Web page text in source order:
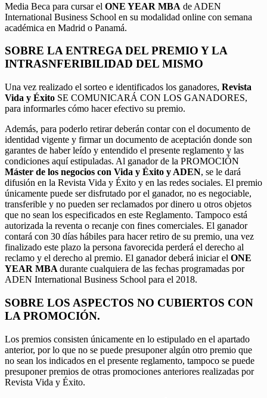
Media Beca para cursar el ONE YEAR MBA de ADEN
International Business School en su modalidad online con semana
académica en Madrid o Panamá.
SOBRE LA ENTREGA DEL PREMIO Y LA
INTRASNFERIBILIDAD DEL MISMO
Una vez realizado el sorteo e identificados los ganadores, Revista
Vida y Éxito SE COMUNICARÁ CON LOS GANADORES,
para informarles cómo hacer efectivo su premio.
Además, para poderlo retirar deberán contar con el documento de
identidad vigente y firmar un documento de aceptación donde son
garantes de haber leído y entendido el presente reglamento y las
condiciones aquí estipuladas. Al ganador de la PROMOCIÓN
Máster de los negocios con Vida y Éxito y ADEN, se le dará
difusión en la Revista Vida y Éxito y en las redes sociales. El premio
únicamente puede ser disfrutado por el ganador, no es negociable,
transferible y no pueden ser reclamados por dinero u otros objetos
que no sean los especificados en este Reglamento. Tampoco está
autorizada la reventa o recanje con fines comerciales. El ganador
contará con 30 días hábiles para hacer retiro de su premio, una vez
finalizado este plazo la persona favorecida perderá el derecho al
reclamo y el derecho al premio. El ganador deberá iniciar el ONE
YEAR MBA durante cualquiera de las fechas programadas por
ADEN International Business School para el 2018.
SOBRE LOS ASPECTOS NO CUBIERTOS CON
LA PROMOCIÓN.
Los premios consisten únicamente en lo estipulado en el apartado
anterior, por lo que no se puede presuponer algún otro premio que
no sean los indicados en el presente reglamento, tampoco se puede
presuponer premios de otras promociones anteriores realizadas por
Revista Vida y Éxito.